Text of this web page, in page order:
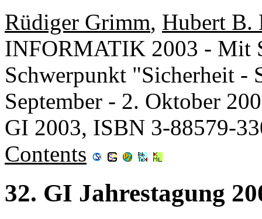
Rüdiger Grimm, Hubert B.
INFORMATIK 2003 - Mit
Schwerpunkt "Sicherheit -
September - 2. Oktober
GI 2003, ISBN 3-88579-
Contents
32. GI Jahrestagung